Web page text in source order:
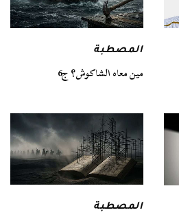
المصطبة
مين معاه الشاكوش؟ ج6
المصطبة